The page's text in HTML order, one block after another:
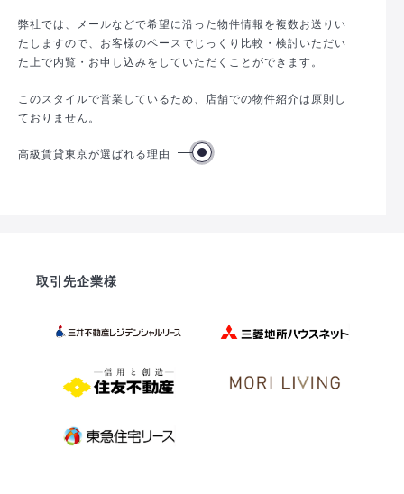
弊社では、メールなどで希望に沿った物件情報を複数お送りい
たしますので、お客様のペースでじっくり比較・検討いただい
た上で内覧・お申し込みをしていただくことができます。
このスタイルで営業しているため、店舗での物件紹介は原則し
ておりません。
高級賃貸東京が選ばれる理由
取引先企業様